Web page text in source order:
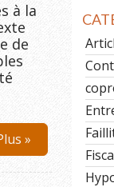
à la
de
»